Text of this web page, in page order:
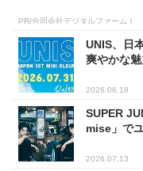
PR(合同会社デジタルファーム )
UNIS、日
爽やかな
2026.06.18
SUPER
mise」で
2026.07.13